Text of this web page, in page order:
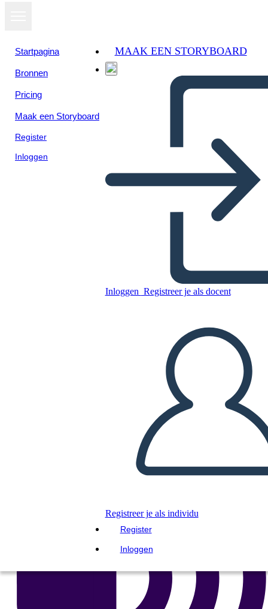
Startpagina
Bronnen
Pricing
Maak een Storyboard
Register
Inloggen
MAAK EEN STORYBOARD
Inloggen Registreer je als docent
Registreer je als individu
Register
Inloggen
Template 3 Zwart-wit
Kopieer dit Storyboard
MAAK EEN STORYBOARD
DIAVOORSTELLING AFSPELEN
LEES MIJ VOOR